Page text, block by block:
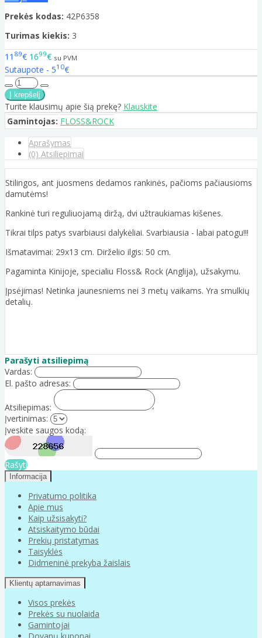
Prekės kodas: 42P6358
Turimas kiekis: 3
11 89€ 1699€ su PVM
Sutaupote - 510€
Turite klausimų apie šią prekę? Klauskite
Gamintojas: FLOSS&ROCK
Aprašymas
(0) Atsiliepimai
Stilingos, ant juosmens dedamos rankinės, pačioms pačiausioms
damutėms!
Rankinė turi reguliuojamą diržą, dvi užtraukiamas kišenes.
Tikrai tilps patys svarbiausi dalykėliai. Svarbiausia - labai patogu!!!
Išmatavimai: 29x13 cm. Dirželio ilgis: 50 cm.
Pagaminta Kinijoje, specialiu Floss& Rock (Anglija), užsakymu.
Įpsėjimas! Netinka jaunesniems nei 3 metų vaikams. Yra smulkių
detalių.
Parašyti atsiliepimą
Vardas:
El. pašto adresas:
Atsiliepimas:
Įvertinimas:
Įveskite saugos kodą:
Rašyti
Informacija
Privatumo politika
Apie mus
Kaip užsisakyti?
Atsiskaitymo būdai
Prekių pristatymas
Taisyklės
Didmeninė prekyba žaislais
Klientų aptarnavimas
Visos prekės
Prekės su nuolaida
Gamintojai